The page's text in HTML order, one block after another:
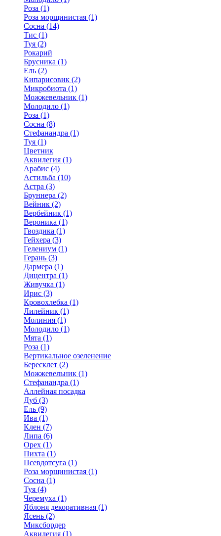
Роза (1)
Роза морщинистая (1)
Сосна (14)
Тис (1)
Туя (2)
Рокарий
Брусника (1)
Ель (2)
Кипарисовик (2)
Микробиота (1)
Можжевельник (1)
Молодило (1)
Роза (1)
Сосна (8)
Стефанандра (1)
Туя (1)
Цветник
Аквилегия (1)
Арабис (4)
Астильба (10)
Астра (3)
Бруннера (2)
Вейник (2)
Вербейник (1)
Вероника (1)
Гвоздика (1)
Гейхера (3)
Гелениум (1)
Герань (3)
Дармера (1)
Дицентра (1)
Живучка (1)
Ирис (3)
Кровохлебка (1)
Лилейник (1)
Молиния (1)
Молодило (1)
Мята (1)
Роза (1)
Вертикальное озеленение
Бересклет (2)
Можжевельник (1)
Стефанандра (1)
Аллейная посадка
Дуб (3)
Ель (9)
Ива (1)
Клен (7)
Липа (6)
Орех (1)
Пихта (1)
Псевдотсуга (1)
Роза морщинистая (1)
Сосна (1)
Туя (4)
Черемуха (1)
Яблоня декоративная (1)
Ясень (2)
Миксбордер
Аквилегия (1)